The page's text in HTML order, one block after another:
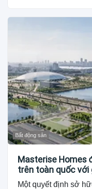
Bất động sản
Masterise Homes
trên toàn quốc với
Một quyết định sở